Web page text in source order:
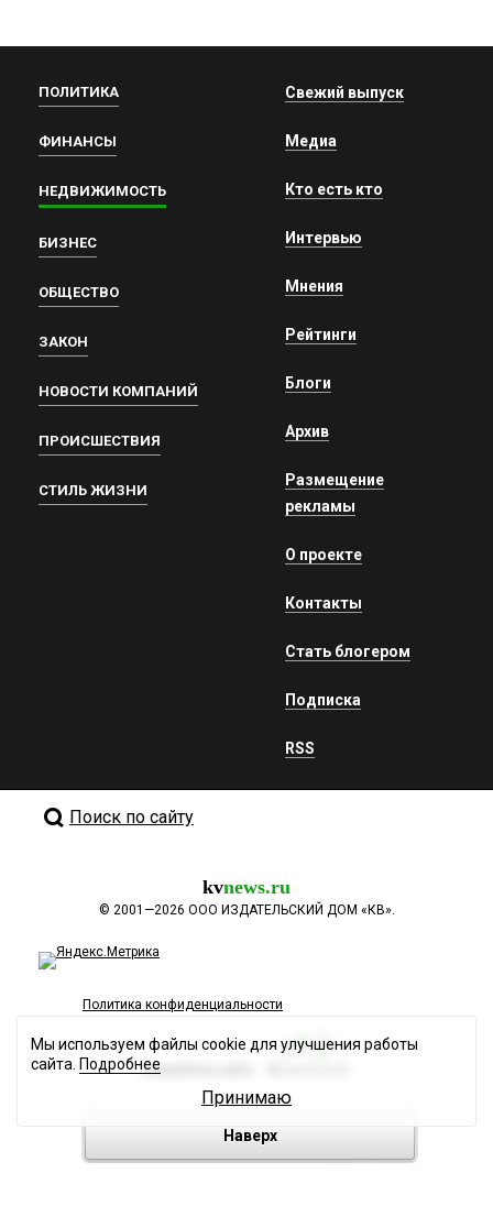
ПОЛИТИКА
ФИНАНСЫ
НЕДВИЖИМОСТЬ
БИЗНЕС
ОБЩЕСТВО
ЗАКОН
НОВОСТИ КОМПАНИЙ
ПРОИСШЕСТВИЯ
СТИЛЬ ЖИЗНИ
Свежий выпуск
Медиа
Кто есть кто
Интервью
Мнения
Рейтинги
Блоги
Архив
Размещение
рекламы
О проекте
Контакты
Стать блогером
Подписка
RSS
Поиск по сайту
kvnews.ru
© 2001—2026 ООО ИЗДАТЕЛЬСКИЙ ДОМ «КВ».
Политика конфиденциальности
Разработка сайта
Наверх
Мы используем файлы cookie для улучшения работы
сайта. Подробнее
Принимаю